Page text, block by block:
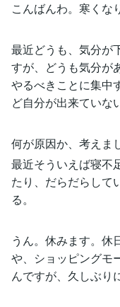
こんばんわ。寒くな
最近どうも、気分が
すが、どうも気分が
やるべきことに集中
ど自分が出来ていな
何が原因か、考えま
最近そういえば寝不
たり、だらだらして
る。
うん。休みます。休
や、ショッピングモ
んですが、久しぶり